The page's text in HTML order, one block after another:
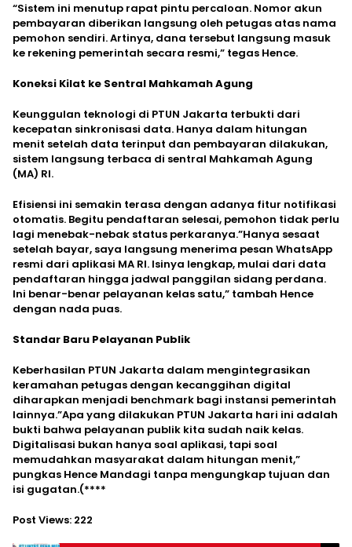
“Sistem ini menutup rapat pintu percaloan. Nomor akun
pembayaran diberikan langsung oleh petugas atas nama
pemohon sendiri. Artinya, dana tersebut langsung masuk
ke rekening pemerintah secara resmi,” tegas Hence.
Koneksi Kilat ke Sentral Mahkamah Agung
Keunggulan teknologi di PTUN Jakarta terbukti dari
kecepatan sinkronisasi data. Hanya dalam hitungan
menit setelah data terinput dan pembayaran dilakukan,
sistem langsung terbaca di sentral Mahkamah Agung
(MA) RI.
Efisiensi ini semakin terasa dengan adanya fitur notifikasi
otomatis. Begitu pendaftaran selesai, pemohon tidak perlu
lagi menebak-nebak status perkaranya.”Hanya sesaat
setelah bayar, saya langsung menerima pesan WhatsApp
resmi dari aplikasi MA RI. Isinya lengkap, mulai dari data
pendaftaran hingga jadwal panggilan sidang perdana.
Ini benar-benar pelayanan kelas satu,” tambah Hence
dengan nada puas.
Standar Baru Pelayanan Publik
Keberhasilan PTUN Jakarta dalam mengintegrasikan
keramahan petugas dengan kecanggihan digital
diharapkan menjadi benchmark bagi instansi pemerintah
lainnya.”Apa yang dilakukan PTUN Jakarta hari ini adalah
bukti bahwa pelayanan publik kita sudah naik kelas.
Digitalisasi bukan hanya soal aplikasi, tapi soal
memudahkan masyarakat dalam hitungan menit,”
pungkas Hence Mandagi tanpa mengungkap tujuan dan
isi gugatan.(****
Post Views: 222